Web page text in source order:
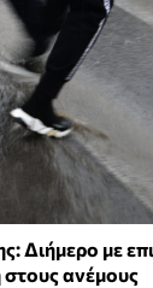
Διήμερο με
ανέμους